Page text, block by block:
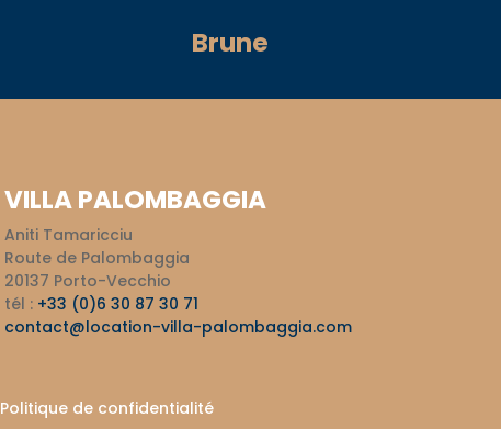
Brune
VILLA PALOMBAGGIA
Aniti Tamaricciu
Route de Palombaggia
20137 Porto-Vecchio
tél : +33 (0)6 30 87 30 71
contact@location-villa-palombaggia.com
Politique de confidentialité